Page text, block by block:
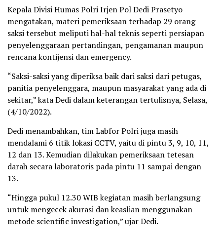
Kepala Divisi Humas Polri Irjen Pol Dedi Prasetyo
mengatakan, materi pemeriksaan terhadap 29 orang
saksi tersebut meliputi hal-hal teknis seperti persiapan
penyelenggaraan pertandingan, pengamanan maupun
rencana kontijensi dan emergency.
“Saksi-saksi yang diperiksa baik dari saksi dari petugas,
panitia penyelenggara, maupun masyarakat yang ada di
sekitar,” kata Dedi dalam keterangan tertulisnya, Selasa,
(4/10/2022).
Dedi menambahkan, tim Labfor Polri juga masih
mendalami 6 titik lokasi CCTV, yaitu di pintu 3, 9, 10, 11,
12 dan 13. Kemudian dilakukan pemeriksaan tetesan
darah secara laboratoris pada pintu 11 sampai dengan
13.
“Hingga pukul 12.30 WIB kegiatan masih berlangsung
untuk mengecek akurasi dan keaslian menggunakan
metode scientific investigation,” ujar Dedi.